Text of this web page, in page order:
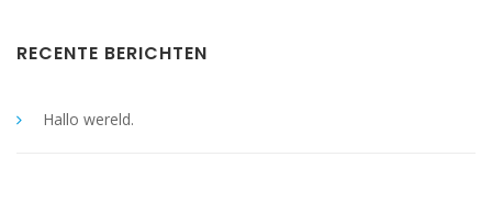
RECENTE BERICHTEN
Hallo wereld.